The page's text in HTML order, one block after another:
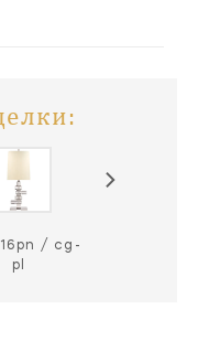
/ cg-
pl